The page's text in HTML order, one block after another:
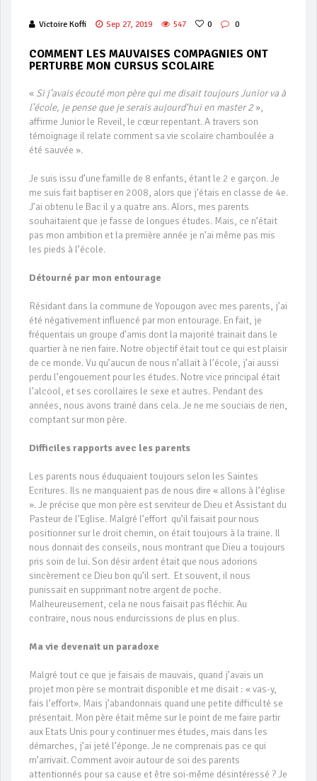
Victoire Koffi Sep 27, 2019 547 0 0
COMMENT LES MAUVAISES COMPAGNIES ONT
PERTURBE MON CURSUS SCOLAIRE
« Si j’avais écouté mon père qui me disait toujours Junior va à
l’école, je pense que je serais aujourd‘hui en master 2 »,
affirme Junior le Reveil, le cœur repentant. A travers son
témoignage il relate comment sa vie scolaire chamboulée a
été sauvée ».
Je suis issu d’une famille de 8 enfants, étant le 2 e garçon. Je
me suis fait baptiser en 2008, alors que j’étais en classe de 4e.
J’ai obtenu le Bac il y a quatre ans. Alors, mes parents
souhaitaient que je fasse de longues études. Mais, ce n’était
pas mon ambition et la première année je n’ai même pas mis
les pieds à l’école.
Détourné par mon entourage
Résidant dans la commune de Yopougon avec mes parents, j’ai
été négativement influencé par mon entourage. En fait, je
fréquentais un groupe d’amis dont la majorité trainait dans le
quartier à ne rien faire. Notre objectif était tout ce qui est plaisir
de ce monde. Vu qu’aucun de nous n’allait à l’école, j’ai aussi
perdu l’engouement pour les études. Notre vice principal était
l’alcool, et ses corollaires le sexe et autres. Pendant des
années, nous avons trainé dans cela. Je ne me souciais de rien,
comptant sur mon père.
Difficiles rapports avec les parents
Les parents nous éduquaient toujours selon les Saintes
Ecritures. Ils ne manquaient pas de nous dire « allons à l’église
». Je précise que mon père est serviteur de Dieu et Assistant du
Pasteur de l’Eglise. Malgré l’effort qu’il faisait pour nous
positionner sur le droit chemin, on était toujours à la traine. Il
nous donnait des conseils, nous montrant que Dieu a toujours
pris soin de lui. Son désir ardent était que nous adorions
sincèrement ce Dieu bon qu’il sert. Et souvent, il nous
punissait en supprimant notre argent de poche.
Malheureusement, cela ne nous faisait pas fléchir. Au
contraire, nous nous endurcissions de plus en plus.
Ma vie devenait un paradoxe
Malgré tout ce que je faisais de mauvais, quand j’avais un
projet mon père se montrait disponible et me disait : « vas-y,
fais l’effort». Mais j’abandonnais quand une petite difficulté se
présentait. Mon père était même sur le point de me faire partir
aux Etats Unis pour y continuer mes études, mais dans les
démarches, j’ai jeté l’éponge. Je ne comprenais pas ce qui
m’arrivait. Comment avoir autour de soi des parents
attentionnés pour sa cause et être soi-même désintéressé ? Je